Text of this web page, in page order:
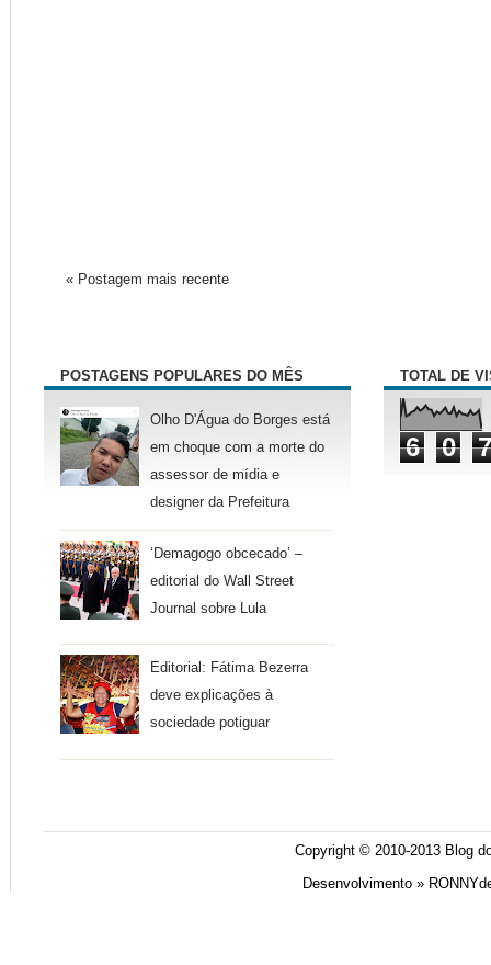
« Postagem mais recente
POSTAGENS POPULARES DO MÊS
Olho D'Água do Borges está
em choque com a morte do
assessor de mídia e
designer da Prefeitura
‘Demagogo obcecado’ –
editorial do Wall Street
Journal sobre Lula
Editorial: Fátima Bezerra
deve explicações à
sociedade potiguar
TOTAL DE
6 0 7
Copyright © 2010-2013 Blog
Desenvolvimento »